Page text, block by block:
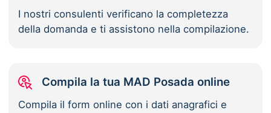
I nostri consulenti verificano la completezza
della domanda e ti assistono nella compilazione.
Compila la tua MAD Posada online
Compila il form online con i dati anagrafici e